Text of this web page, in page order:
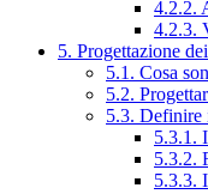
4.2.2.
4.2.3.
5. Progettazione
5.1. Cosa
5.2.
5.3. Definire
5.3.1.
5.3.2.
5.3.3.